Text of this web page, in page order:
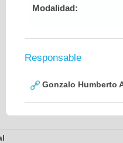
Modalidad:
Responsable
Gonzalo Humberto